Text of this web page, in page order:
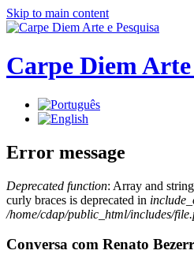
Skip to main content
Carpe Diem Arte
Error message
Deprecated function: Array and
curly braces is deprecated in
/home/cdap/public_html/includes/
Conversa com Renato